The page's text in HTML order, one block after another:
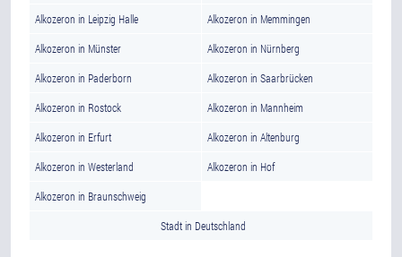
Alkozeron in Leipzig Halle Alkozeron in Memmingen
Alkozeron in Münster Alkozeron in Nürnberg
Alkozeron in Paderborn Alkozeron in Saarbrücken
Alkozeron in Rostock Alkozeron in Mannheim
Alkozeron in Erfurt Alkozeron in Altenburg
Alkozeron in Westerland Alkozeron in Hof
Alkozeron in Braunschweig
Stadt in Deutschland